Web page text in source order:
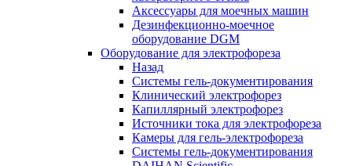
Аксессуары для моечных машин
Дезинфекционно-моечное
оборудование DGM
Оборудование для электрофореза
Назад
Системы гель-документирования
Клинический электрофорез
Капиллярный электрофорез
Источники тока для электрофореза
Камеры для гель-электрофореза
Системы гель-документирования